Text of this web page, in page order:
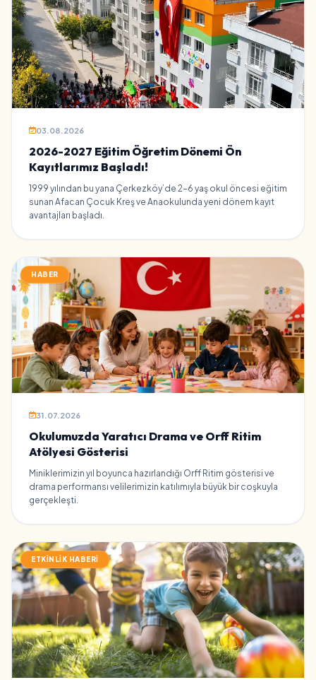
03.08.2026
2026-2027 Eğitim Öğretim Dönemi Ön
Kayıtlarımız Başladı!
1999 yılından bu yana Çerkezköy’de 2-6 yaş okul öncesi eğitim
sunan Afacan Çocuk Kreş ve Anaokulunda yeni dönem kayıt
avantajları başladı.
HABER
31.07.2026
Okulumuzda Yaratıcı Drama ve Orff Ritim
Atölyesi Gösterisi
Miniklerimizin yıl boyunca hazırlandığı Orff Ritim gösterisi ve
drama performansı velilerimizin katılımıyla büyük bir coşkuyla
gerçekleşti.
ETKINLIK HABERI